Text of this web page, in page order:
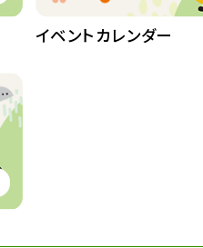
83
イベントカレンダー